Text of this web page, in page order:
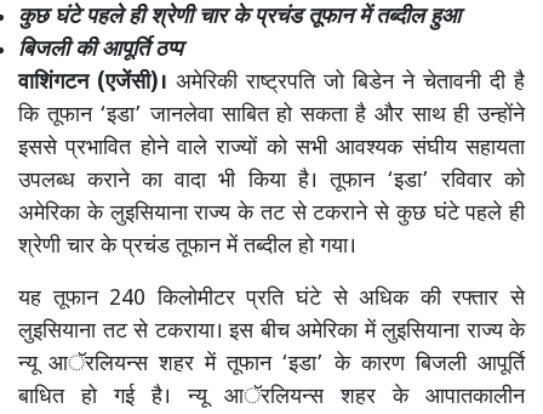
कुछ घंटे पहले ही श्रेणी चार के प्रचंड तूफान में तब्दील हुआ
बिजली की आपूर्ति ठप्प
वाशिंगटन (एजेंसी)। अमेरिकी राष्ट्रपति जो बिडेन ने चेतावनी दी है
कि तूफान ‘इडा’ जानलेवा साबित हो सकता है और साथ ही उन्होंने
इससे प्रभावित होने वाले राज्यों को सभी आवश्यक संघीय सहायता
उपलब्ध कराने का वादा भी किया है। तूफान ‘इडा’ रविवार को
अमेरिका के लुइसियाना राज्य के तट से टकराने से कुछ घंटे पहले ही
श्रेणी चार के प्रचंड तूफान में तब्दील हो गया।
यह तूफान 240 किलोमीटर प्रति घंटे से अधिक की रफ्तार से
लुइसियाना तट से टकराया। इस बीच अमेरिका में लुइसियाना राज्य के
न्यू आॅरलियन्स शहर में तूफान ‘इडा’ के कारण बिजली आपूर्ति
बाधित हो गई है। न्यू आॅरलियन्स शहर के आपातकालीन